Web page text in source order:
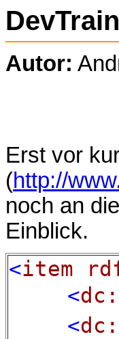
DevTrain
Autor:
Erst vor
(http://
noch an
Einblick.
<item
<
<